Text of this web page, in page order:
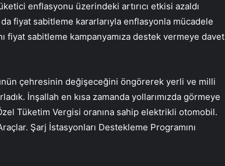
enflasyonu üzerindeki artırıcı etkisi azaldı
fiyat sabitleme kararlarıyla enflasyonla mücadele
fiyat sabitleme kampanyamıza destek vermeye davet
çehresinin değişeceğini öngörerek yerli ve milli
İnşallah en kısa zamanda yollarımızda görmeye
Tüketim Vergisi oranına sahip elektrikli otomobil.
Şarj İstasyonları Destekleme Programını